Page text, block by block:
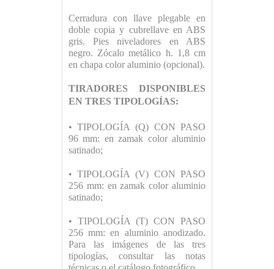
Cerradura con llave plegable en
doble copia y cubrellave en ABS
gris. Pies niveladores en ABS
negro. Zócalo metálico h. 1,8 cm
en chapa color aluminio (opcional).
TIRADORES DISPONIBLES
EN TRES TIPOLOGÍAS:
• TIPOLOGÍA (Q) CON PASO
96 mm: en zamak color aluminio
satinado;
• TIPOLOGÍA (V) CON PASO
256 mm: en zamak color aluminio
satinado;
• TIPOLOGÍA (T) CON PASO
256 mm: en aluminio anodizado.
Para las imágenes de las tres
tipologías, consultar las notas